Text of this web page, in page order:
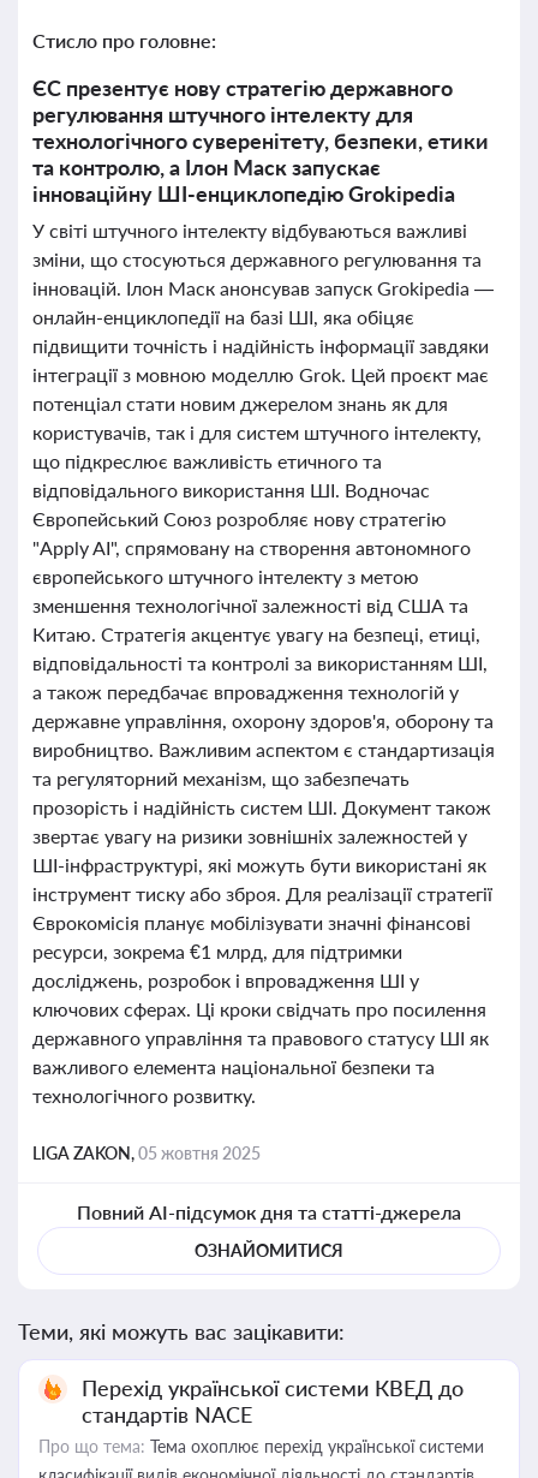
Стисло про головне:
ЄС презентує нову стратегію державного
регулювання штучного інтелекту для
технологічного суверенітету, безпеки, етики
та контролю, а Ілон Маск запускає
інноваційну ШІ-енциклопедію Grokipedia
У світі штучного інтелекту відбуваються важливі
зміни, що стосуються державного регулювання та
інновацій. Ілон Маск анонсував запуск Grokipedia —
онлайн-енциклопедії на базі ШІ, яка обіцяє
підвищити точність і надійність інформації завдяки
інтеграції з мовною моделлю Grok. Цей проєкт має
потенціал стати новим джерелом знань як для
користувачів, так і для систем штучного інтелекту,
що підкреслює важливість етичного та
відповідального використання ШІ. Водночас
Європейський Союз розробляє нову стратегію
"Apply AI", спрямовану на створення автономного
європейського штучного інтелекту з метою
зменшення технологічної залежності від США та
Китаю. Стратегія акцентує увагу на безпеці, етиці,
відповідальності та контролі за використанням ШІ,
а також передбачає впровадження технологій у
державне управління, охорону здоров'я, оборону та
виробництво. Важливим аспектом є стандартизація
та регуляторний механізм, що забезпечать
прозорість і надійність систем ШІ. Документ також
звертає увагу на ризики зовнішніх залежностей у
ШІ-інфраструктурі, які можуть бути використані як
інструмент тиску або зброя. Для реалізації стратегії
Єврокомісія планує мобілізувати значні фінансові
ресурси, зокрема €1 млрд, для підтримки
досліджень, розробок і впровадження ШІ у
ключових сферах. Ці кроки свідчать про посилення
державного управління та правового статусу ШІ як
важливого елемента національної безпеки та
технологічного розвитку.
LIGA ZAKON,05 жовтня 2025
Повний AI-підсумок дня та статті-джерела
ОЗНАЙОМИТИСЯ
Теми, які можуть вас зацікавити:
Перехід української системи КВЕД до
стандартів NACE
Про що тема: Тема охоплює перехід української системи